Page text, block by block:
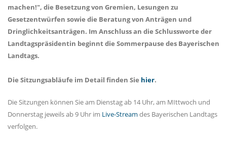
machen!", die Besetzung von Gremien, Lesungen zu
Gesetzentwürfen sowie die Beratung von Anträgen und
Dringlichkeitsanträgen. Im Anschluss an die Schlussworte der
Landtagspräsidentin beginnt die Sommerpause des Bayerischen
Landtags.
Die Sitzungsabläufe im Detail finden Sie hier.
Die Sitzungen können Sie am Dienstag ab 14 Uhr, am MIttwoch und
Donnerstag jeweils ab 9 Uhr im Live-Stream des Bayerischen Landtags
verfolgen.